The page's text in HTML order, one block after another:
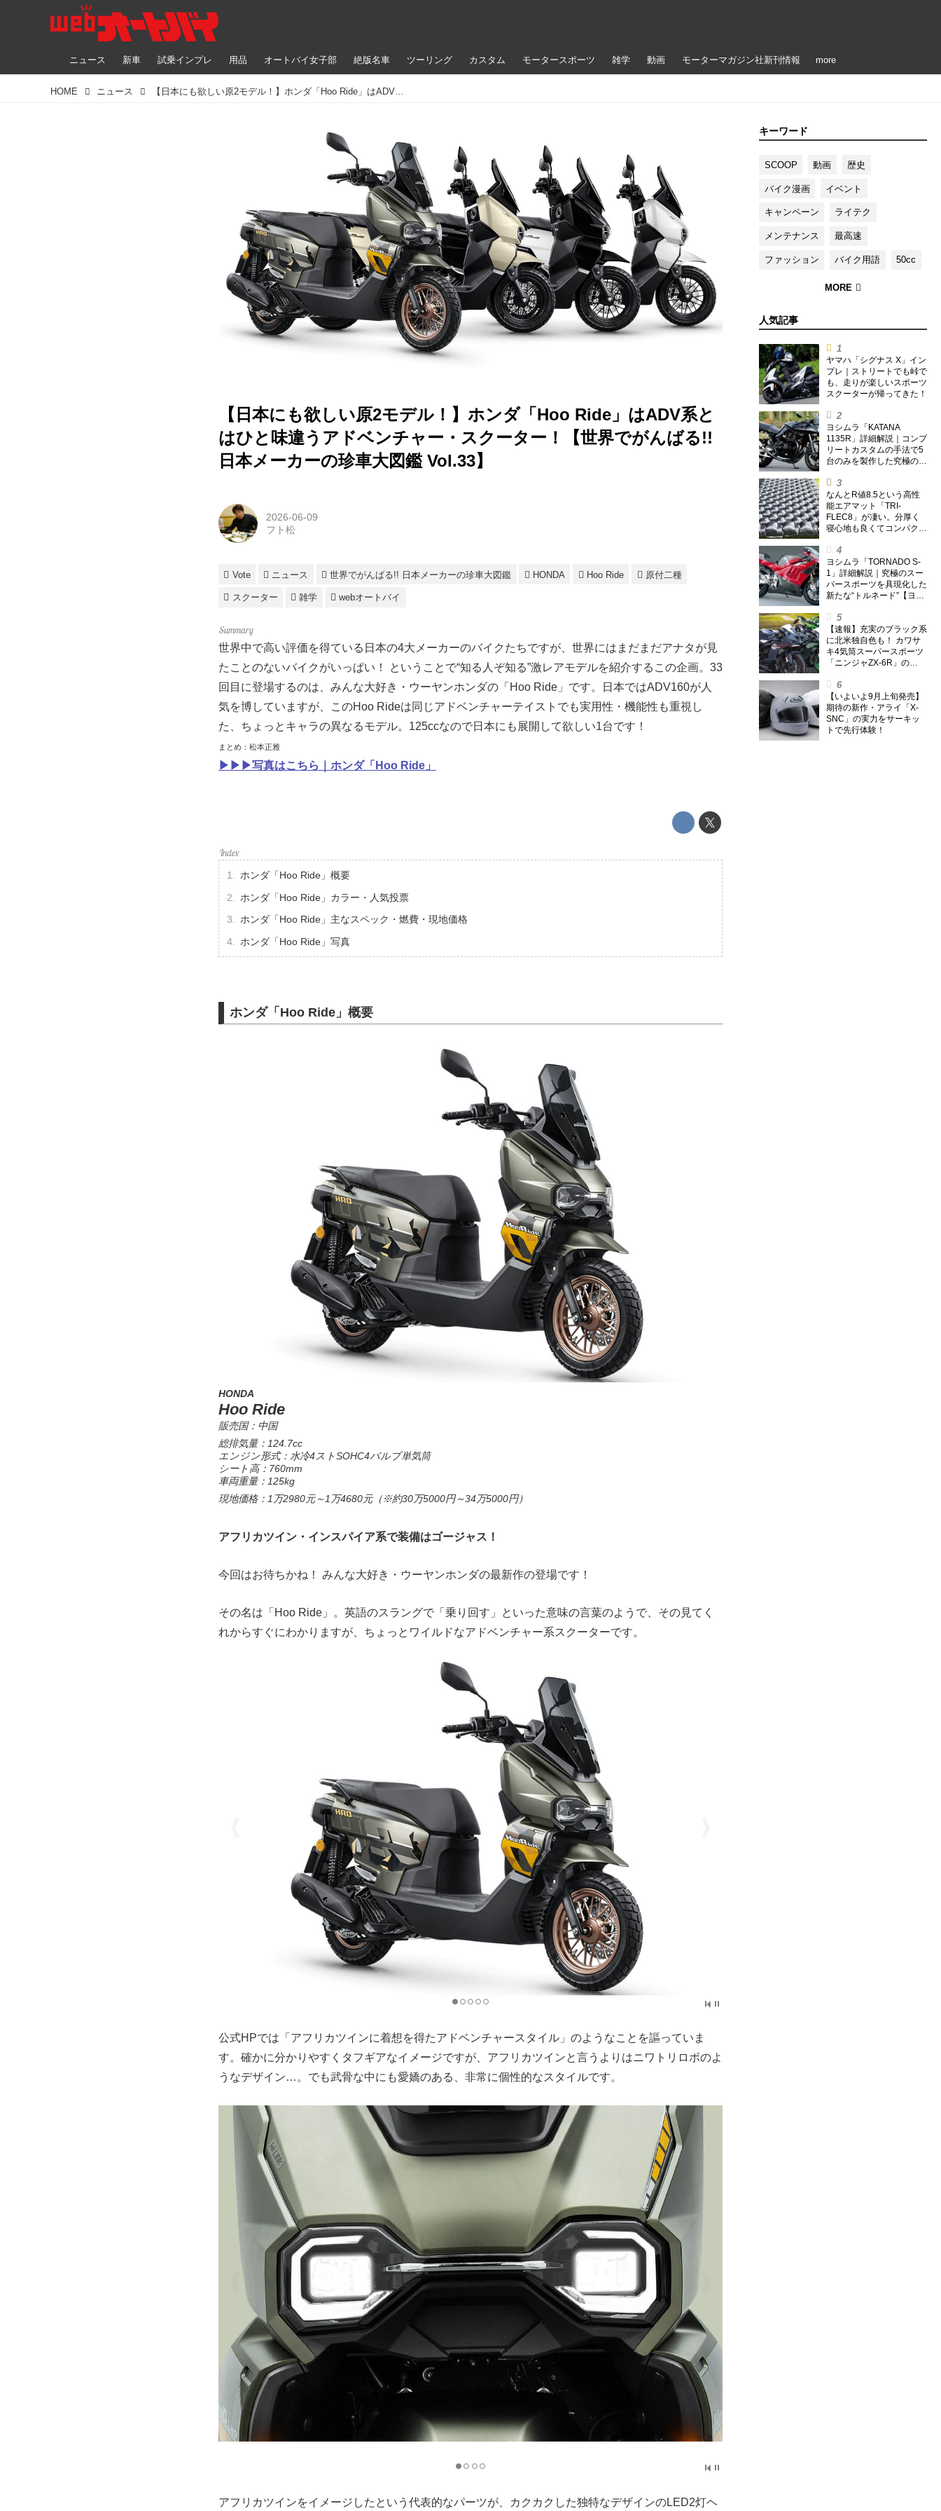
ニュース 新車 試乗インプレ 用品 オートバイ女子部 絶版名車 ツーリング カスタム モータースポーツ 雑学 動画 モーターマガジン社新刊情報 more
HOME ニュース 【日本にも欲しい原2モデル！】ホンダ「Hoo Ride」はADV系とはひと味違うアドベンチャー・スクーター！【世界でがんばる!! 日本メーカーの珍車大図鑑 Vol.33】
【日本にも欲しい原2モデル！】ホンダ「Hoo Ride」はADV系と
はひと味違うアドベンチャー・スクーター！【世界でがんばる!!
日本メーカーの珍車大図鑑 Vol.33】
キーワード
SCOOP 動画 歴史
バイク漫画 イベント
キャンペーン ライテク
メンテナンス 最高速
ファッション バイク用語 50cc
人気記事
ヤマハ「シグナス X」イン
プレ｜ストリートでも峠で
も、走りが楽しいスポーツ
スクーターが帰ってきた！
ヨシムラ「KATANA
1135R」詳細解説｜コンプ
リートカスタムの手法で5
台のみを製作した究極の銘
なんとR値8.5という高性
能エアマット「TRI-
FLEC8」が凄い。分厚く
寝心地も良くてコンパクト
トを試してみた〈若林浩志
のスーパー・カブカブ・ダ
イアリーズ Vol.385〉
ヨシムラ「TORNADO S-
1」詳細解説｜究極のスー
パースポーツを具現化した
新たな“トルネード”【ヨシ
【速報】充実のブラック系
に北米独自色も！ カワサ
キ4気筒スーパースポーツ
「ニンジャZX-6R」の
筒ニンジャも出たよ【海
外】
【いよいよ9月上旬発売】
期待の新作・アライ「X-
SNC」の実力をサーキッ
トで先行体験！
2026-06-09
フト松
Vote ニュース 世界でがんばる!! 日本メーカーの珍車大図鑑 HONDA Hoo Ride 原付二種
スクーター 雑学 webオートバイ
世界中で高い評価を得ている日本の4大メーカーのバイクたちですが、世界にはまだまだアナタが見
たことのないバイクがいっぱい！ ということで“知る人ぞ知る”激レアモデルを紹介するこの企画。33
回目に登場するのは、みんな大好き・ウーヤンホンダの「Hoo Ride」です。日本ではADV160が人
気を博していますが、このHoo Rideは同じアドベンチャーテイストでも実用性・機能性も重視し
た、ちょっとキャラの異なるモデル。125ccなので日本にも展開して欲しい1台です！
まとめ：松本正雅
▶▶▶写真はこちら｜ホンダ「Hoo Ride」
ホンダ「Hoo Ride」概要
ホンダ「Hoo Ride」カラー・人気投票
ホンダ「Hoo Ride」主なスペック・燃費・現地価格
ホンダ「Hoo Ride」写真
ホンダ「Hoo Ride」概要
HONDA
Hoo Ride
販売国：中国
総排気量：124.7cc
エンジン形式：水冷4ストSOHC4バルブ単気筒
シート高：760mm
車両重量：125kg
現地価格：1万2980元～1万4680元（※約30万5000円～34万5000円）
アフリカツイン・インスパイア系で装備はゴージャス！
今回はお待ちかね！ みんな大好き・ウーヤンホンダの最新作の登場です！
その名は「Hoo Ride」。英語のスラングで「乗り回す」といった意味の言葉のようで、その見てく
れからすぐにわかりますが、ちょっとワイルドなアドベンチャー系スクーターです。
公式HPでは「アフリカツインに着想を得たアドベンチャースタイル」のようなことを謳っていま
す。確かに分かりやすくタフギアなイメージですが、アフリカツインと言うよりはニワトリロボのよ
うなデザイン…。でも武骨な中にも愛嬌のある、非常に個性的なスタイルです。
アフリカツインをイメージしたという代表的なパーツが、カクカクした独特なデザインのLED2灯ヘ